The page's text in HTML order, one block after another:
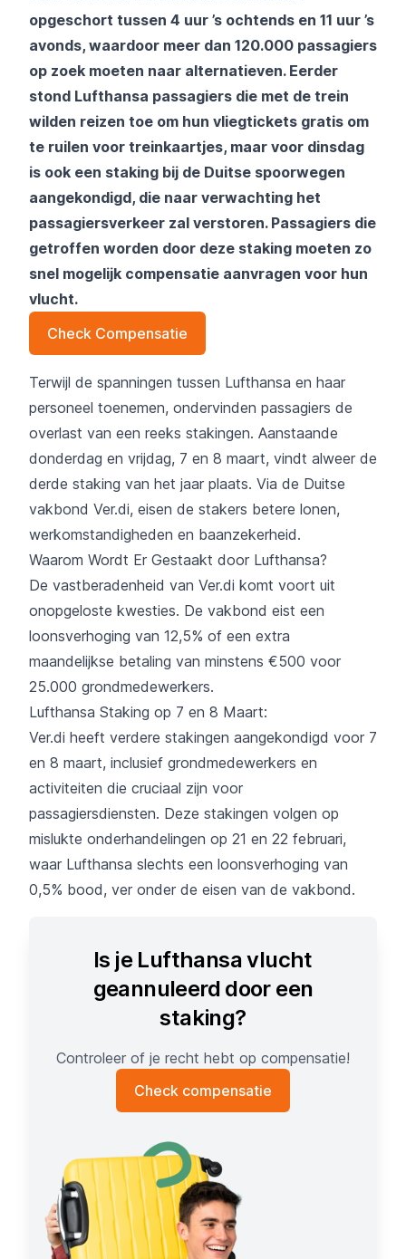
opgeschort tussen 4 uur ’s ochtends en 11 uur ’s
avonds, waardoor meer dan 120.000 passagiers
op zoek moeten naar alternatieven. Eerder
stond Lufthansa passagiers die met de trein
wilden reizen toe om hun vliegtickets gratis om
te ruilen voor treinkaartjes, maar voor dinsdag
is ook een staking bij de Duitse spoorwegen
aangekondigd, die naar verwachting het
passagiersverkeer zal verstoren. Passagiers die
getroffen worden door deze staking moeten zo
snel mogelijk compensatie aanvragen voor hun
vlucht.
Check Compensatie
Terwijl de spanningen tussen Lufthansa en haar
personeel toenemen, ondervinden passagiers de
overlast van een reeks stakingen. Aanstaande
donderdag en vrijdag, 7 en 8 maart, vindt alweer de
derde staking van het jaar plaats. Via de Duitse
vakbond Ver.di, eisen de stakers betere lonen,
werkomstandigheden en baanzekerheid.
Waarom Wordt Er Gestaakt door Lufthansa?
De vastberadenheid van Ver.di komt voort uit
onopgeloste kwesties. De vakbond eist een
loonsverhoging van 12,5% of een extra
maandelijkse betaling van minstens €500 voor
25.000 grondmedewerkers.
Lufthansa Staking op 7 en 8 Maart:
Ver.di heeft verdere stakingen aangekondigd voor 7
en 8 maart, inclusief grondmedewerkers en
activiteiten die cruciaal zijn voor
passagiersdiensten. Deze stakingen volgen op
mislukte onderhandelingen op 21 en 22 februari,
waar Lufthansa slechts een loonsverhoging van
0,5% bood, ver onder de eisen van de vakbond.
Is je Lufthansa vlucht
geannuleerd door een
staking?
Controleer of je recht hebt op compensatie!
Check compensatie